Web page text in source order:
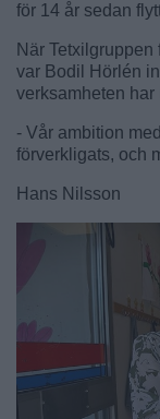
för 14 år sedan
När
var Bodil Hörlén
verksamheten har
- Vår ambition
förverkligats, och
Hans Nilsson